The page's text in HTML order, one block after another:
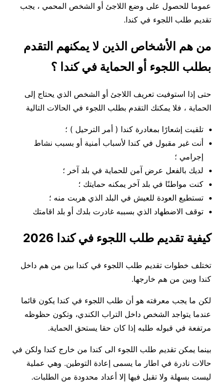
عموما للحصول على وضع اللاجئ أو الشخص المحمي ، يجب
تقديم طلب اللجوء في كندا.
من هم الأشخاص الذين لا يمكنهم التقدم
بطلب اللجوء أو الحماية في كندا ؟
حتى إذا استوفيت تعريف اللاجئ أو الشخص الذي يحتاج إلى
الحماية ، فلا يمكنك التقدم بطلب اللجوء في الحالات التالية
تلقيت إشعارًا بمغادرة كندا ( أمر الترحيل ) ؛
أنت غير مقبول في كندا لأسباب أمنية أو بسبب نشاط
إجرامي ؛
لديك بالفعل عرض آمن للحماية في بلد آخر ؛
كنت مواطنًا في بلد آخر يمكنه حمايتك ؛
تستطيع العودة للعيش في البلد الذي هربت منه ؛
توقف الاضطهاد الذي بسببه غادرت بلدك أو بلد اقامتك
كيفية تقديم طلب اللجوء في كندا 2026
تختلف خطوات تقديم طلب اللجوء في كندا بين من هم داخل
كندا وبين من هم خارجها.
لكن ما يجب معرفته هو أن طلب اللجوء في كندا يكون قائما
عندما يتواجد الشخص داخل التراب الكندي، وتكون حظوظه
مرتفعة في قبوله طلبه إذا كان حقا يستحق الحماية.
بينما يمكن تقديم طلب اللجوء الى كندا من خارج كندا ولكن في
حالات نادرة في اطار ما يسمى إعادة التوطين. وهي عملية
ليست بسهلة ولا تقبل فيها إلا أعداد محدودة من الطلبات.